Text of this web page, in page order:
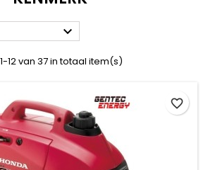

12 van 37 in totaal item(s)
favorite_border